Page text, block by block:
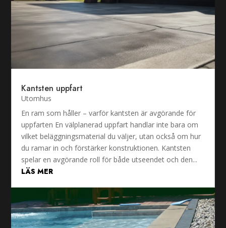
Kantsten uppfart
Utomhus
En ram som håller – varför kantsten är avgörande för
uppfarten En välplanerad uppfart handlar inte bara om
vilket beläggningsmaterial du väljer, utan också om hur
du ramar in och förstärker konstruktionen. Kantsten
spelar en avgörande roll för både utseendet och den...
LÄS MER